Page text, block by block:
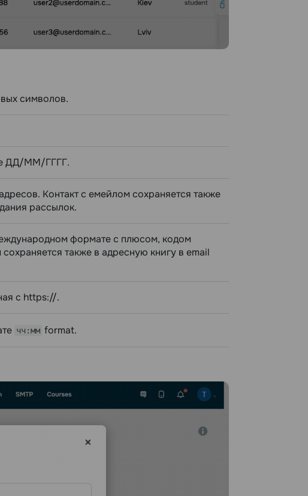
символов.
ДД/ММ/ГГГГ.
Контакт с емейлом сохраняется также
рассылок.
формате с плюсом, кодом
также в адресную книгу в email
с https://.
чч:мм format.